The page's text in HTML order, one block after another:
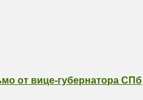
от вице-губернатора СПб